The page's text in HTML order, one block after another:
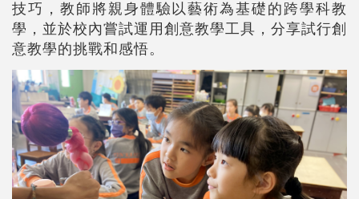
技巧，教師將親身體驗以藝術為基礎的跨學科教
學，並於校內嘗試運用創意教學工具，分享試行創
意教學的挑戰和感悟。